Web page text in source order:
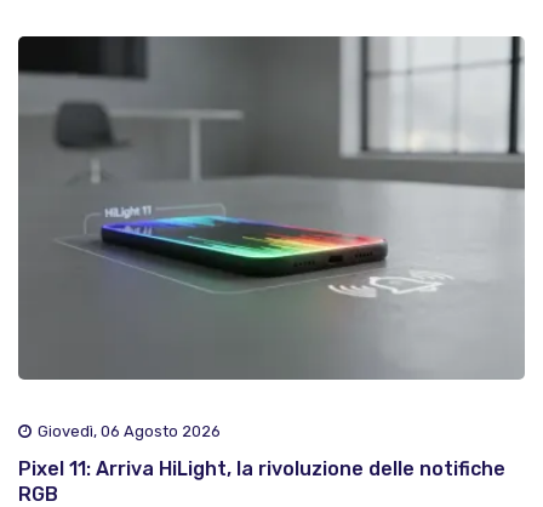
Giovedì, 06 Agosto 2026
Pixel 11: Arriva HiLight, la rivoluzione delle notifiche
RGB